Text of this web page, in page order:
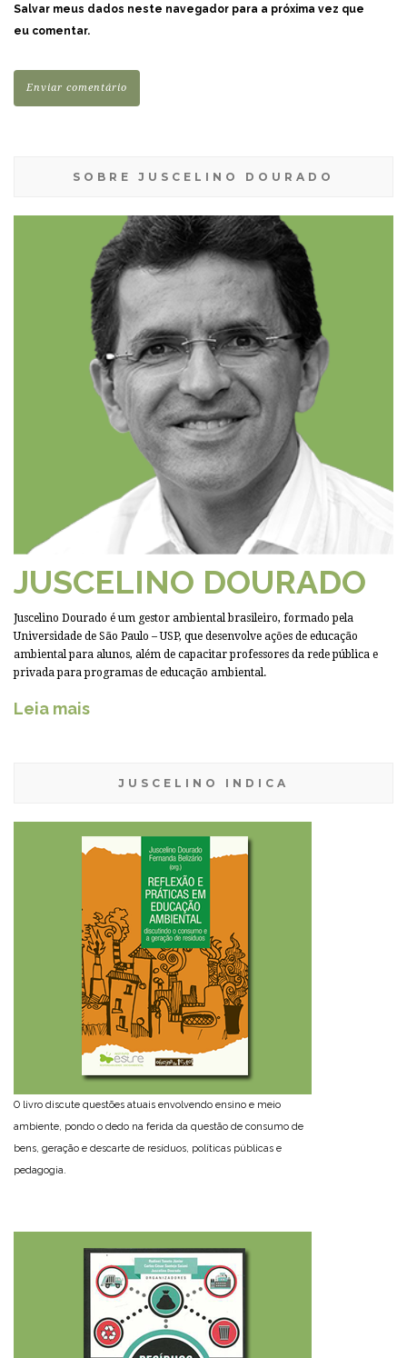
Salvar meus dados neste navegador para a próxima vez que
eu comentar.
SOBRE JUSCELINO DOURADO
JUSCELINO DOURADO
Juscelino Dourado é um gestor ambiental brasileiro, formado pela
Universidade de São Paulo – USP, que desenvolve ações de educação
ambiental para alunos, além de capacitar professores da rede pública e
privada para programas de educação ambiental.
Leia mais
JUSCELINO INDICA
O livro discute questões atuais envolvendo ensino e meio
ambiente, pondo o dedo na ferida da questão de consumo de
bens, geração e descarte de resíduos, políticas públicas e
pedagogia.